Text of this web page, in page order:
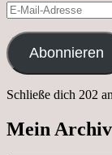
E-
Mail-
Adresse
Abonnieren
Schließe dich 202
Mein Archiv